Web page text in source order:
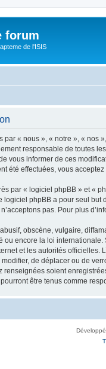
forum
de l'ISIS
« nous », « notre », «
responsable de toutes
vous informer de ces
été effectuées, vous
par « logiciel phpBB » et «
logiciel phpBB a pour seul but
pas. Pour plus
obscène, vulgaire,
ou encore la loi
et les autorités
de déplacer ou de
soient
être tenus comme